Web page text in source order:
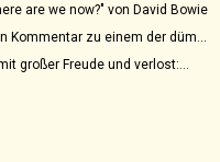
are we now?" von David Bowie
Kommentar zu einem der düm...
großer Freude und verlost:...